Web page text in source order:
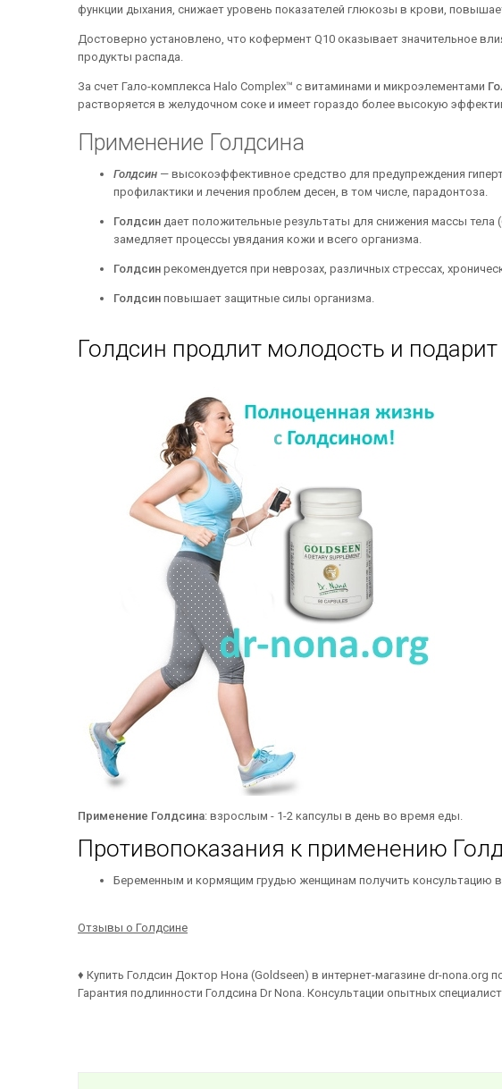
функции дыхания, снижает уровень показателей глюкозы в крови,
Достоверно установлено, что кофермент Q10 оказывает значительное
продукты распада.
За счет Гало-комплекса Halo Complex™ с витаминами и микроэлементами
растворяется в желудочном соке и имеет гораздо более высокую
Применение Голдсина
Голдсин — высокоэффективное средство для предупреждения
профилактики и лечения проблем десен, в том числе, парадонтоза.
Голдсин дает положительные результаты для снижения массы
замедляет процессы увядания кожи и всего организма.
Голдсин рекомендуется при неврозах, различных стрессах,
Голдсин повышает защитные силы организма.
Голдсин продлит молодость и
Применение Голдсина: взрослым - 1-2 капсулы в день во время еды.
Противопоказания к применению
Беременным и кормящим грудью женщинам получить консультацию
Отзывы о Голдсине
♦ Купить Голдсин Доктор Нона (Goldseen) в интернет-магазине dr-nona.org
Гарантия подлинности Голдсина Dr Nona. Консультации опытных